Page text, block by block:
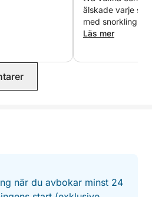
älskade varje
med snorkling,
kristallklart
Läs mer
när du avbokar minst 24